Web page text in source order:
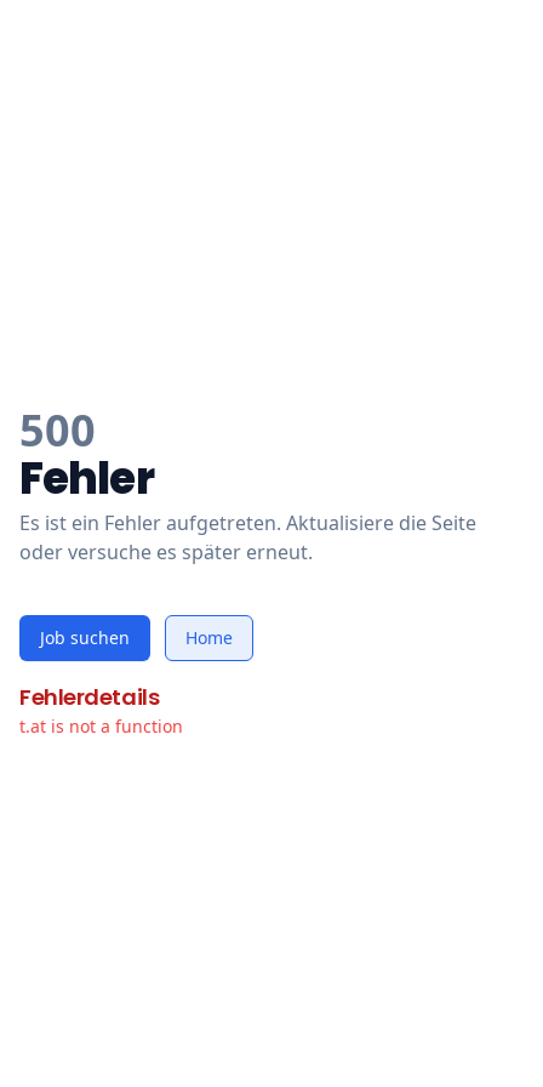
500
Fehler
Es ist ein Fehler aufgetreten. Aktualisiere die Seite
oder versuche es später erneut.
Job suchen Home
Fehlerdetails
t.at is not a function